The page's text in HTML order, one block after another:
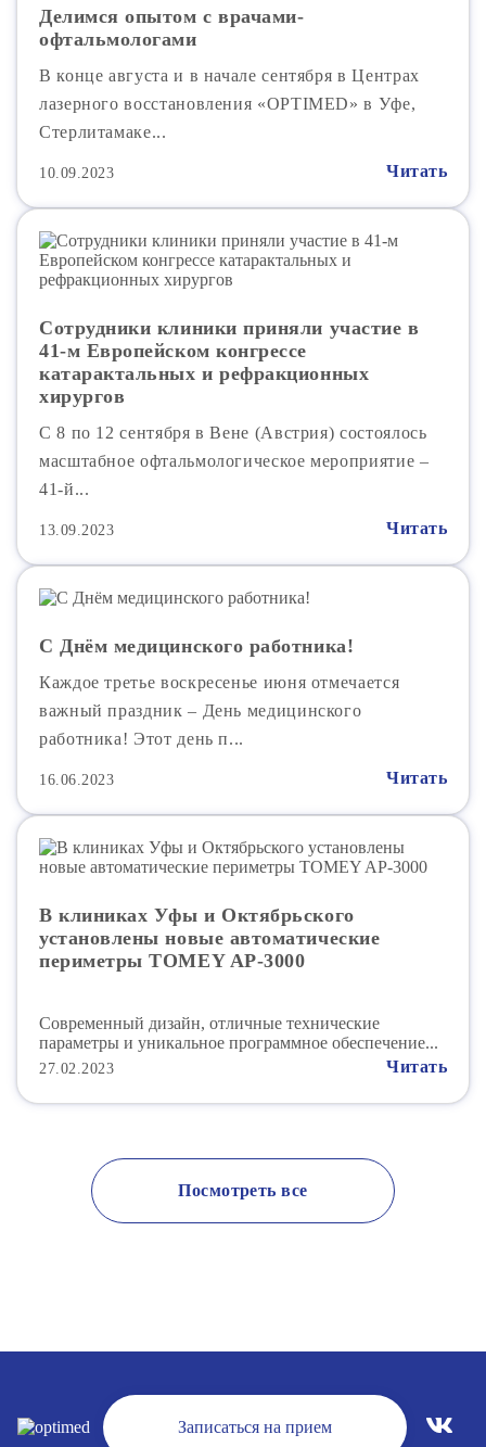
Делимся опытом с врачами-
офтальмологами
В конце августа и в начале сентября в Центрах
лазерного восстановления «OPTIMED» в Уфе,
Стерлитамаке...
10.09.2023 Читать
Сотрудники клиники приняли участие в
41-м Европейском конгрессе
катарактальных и рефракционных
хирургов
C 8 по 12 сентября в Вене (Австрия) состоялось
масштабное офтальмологическое мероприятие –
41-й...
13.09.2023 Читать
С Днём медицинского работника!
Каждое третье воскресенье июня отмечается
важный праздник – День медицинского
работника! Этот день п...
16.06.2023 Читать
В клиниках Уфы и Октябрьского
установлены новые автоматические
периметры TOMEY AP-3000
Современный дизайн, отличные технические
параметры и уникальное программное обеспечение...
27.02.2023 Читать
Посмотреть все
Записаться на прием